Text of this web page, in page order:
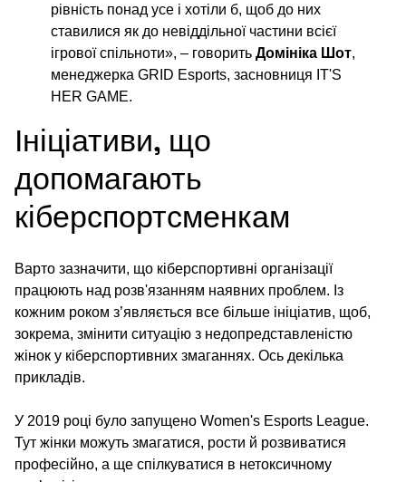
рівність понад усе і хотіли б, щоб до них
ставилися як до невіддільної частини всієї
ігрової спільноти», – говорить Домініка Шот,
менеджерка GRID Esports, засновниця IT'S
HER GAME.
Ініціативи, що
допомагають
кіберспортсменкам
Варто зазначити, що кіберспортивні організації
працюють над розв'язанням наявних проблем. Із
кожним роком з’являється все більше ініціатив, щоб,
зокрема, змінити ситуацію з недопредставленістю
жінок у кіберспортивних змаганнях. Ось декілька
прикладів.
У 2019 році було запущено Women's Esports League.
Тут жінки можуть змагатися, рости й розвиватися
професійно, а ще спілкуватися в нетоксичному